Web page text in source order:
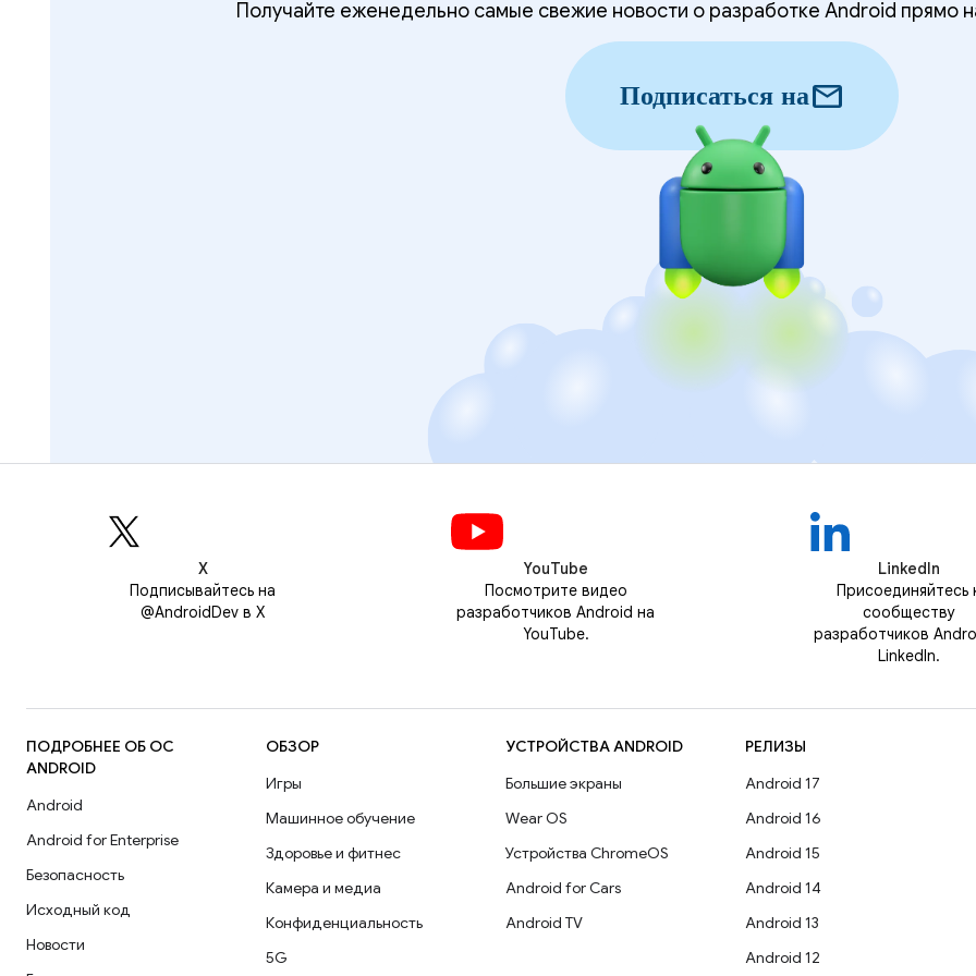
Получайте еженедельно самые свежие новости о разработке Android прямо
Подписаться наmail
Х
Подписывайтесь на
@AndroidDev в X
YouTube
Посмотрите видео
разработчиков Android на
YouTube.
LinkedIn
Присоединяйтесь
сообществу
разработчиков
LinkedIn.
ПОДРОБНЕЕ ОБ ОС
ANDROID
Android
Android for Enterprise
Безопасность
Исходный код
Новости
ОБЗОР
Игры
Машинное обучение
Здоровье и фитнес
Камера и медиа
Конфиденциальность
5G
УСТРОЙСТВА ANDROID
Большие экраны
Wear OS
Устройства ChromeOS
Android for Cars
Android TV
РЕЛИЗЫ
Android 17
Android 16
Android 15
Android 14
Android 13
Android 12